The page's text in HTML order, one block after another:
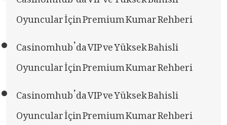
Oyuncular İçin Premium Kumar Rehberi
Casinomhub’da VIP ve Yüksek Bahisli
Oyuncular İçin Premium Kumar Rehberi
Casinomhub’da VIP ve Yüksek Bahisli
Oyuncular İçin Premium Kumar Rehberi